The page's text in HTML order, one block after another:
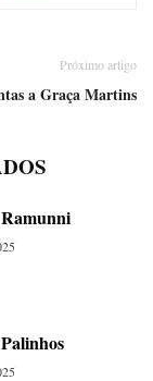
Próximo artigo
a Graça Martins